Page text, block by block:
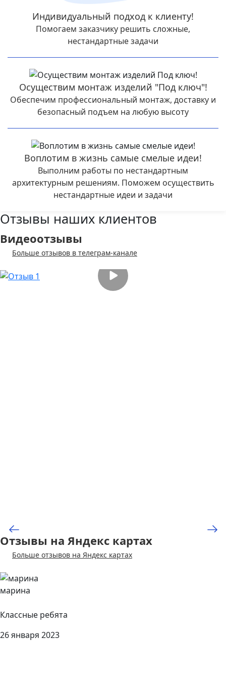
Индивидуальный подход к клиенту!
Помогаем заказчику решить сложные,
нестандартные задачи
Осуществим монтаж изделий "Под ключ"!
Обеспечим профессиональный монтаж, доставку и
безопасный подъем на любую высоту
Воплотим в жизнь самые смелые идеи!
Выполним работы по нестандартным
архитектурным решениям. Поможем осуществить
нестандартные идеи и задачи
Отзывы наших клиентов
Видеоотзывы
Больше отзывов в телеграм-канале
Отзывы на Яндекс картах
Больше отзывов на Яндекс картах
марина
Классные ребята
26 января 2023